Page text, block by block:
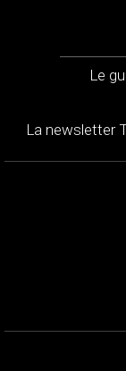
Le
La newsletter